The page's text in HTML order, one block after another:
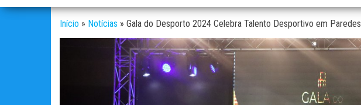
Início » Notícias » Gala do Desporto 2024 Celebra Talento Desportivo em Paredes